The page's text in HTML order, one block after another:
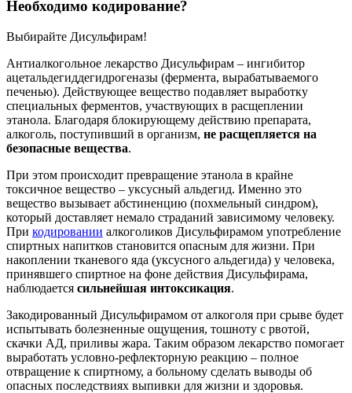
Необходимо кодирование?
Выбирайте Дисульфирам!
Антиалкогольное лекарство Дисульфирам – ингибитор
ацетальдегиддегидрогеназы (фермента, вырабатываемого
печенью). Действующее вещество подавляет выработку
специальных ферментов, участвующих в расщеплении
этанола. Благодаря блокирующему действию препарата,
алкоголь, поступивший в организм, не расщепляется на
безопасные вещества.
При этом происходит превращение этанола в крайне
токсичное вещество – уксусный альдегид. Именно это
вещество вызывает абстиненцию (похмельный синдром),
который доставляет немало страданий зависимому человеку.
При кодировании алкоголиков Дисульфирамом употребление
спиртных напитков становится опасным для жизни. При
накоплении тканевого яда (уксусного альдегида) у человека,
принявшего спиртное на фоне действия Дисульфирама,
наблюдается сильнейшая интоксикация.
Закодированный Дисульфирамом от алкоголя при срыве будет
испытывать болезненные ощущения, тошноту с рвотой,
скачки АД, приливы жара. Таким образом лекарство помогает
выработать условно-рефлекторную реакцию – полное
отвращение к спиртному, а больному сделать выводы об
опасных последствиях выпивки для жизни и здоровья.